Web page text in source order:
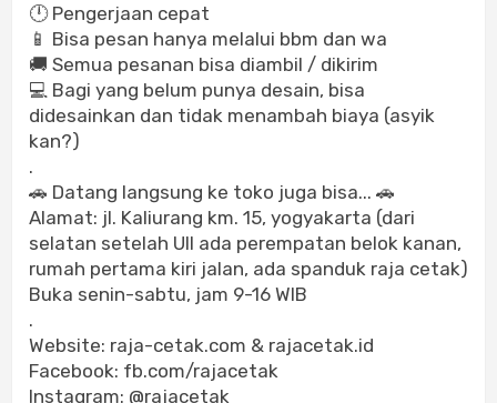
🕛 Pengerjaan cepat
📱 Bisa pesan hanya melalui bbm dan wa
🚚 Semua pesanan bisa diambil / dikirim
💻 Bagi yang belum punya desain, bisa
didesainkan dan tidak menambah biaya (asyik
kan?)
.
🚗 Datang langsung ke toko juga bisa... 🚗
Alamat: jl. Kaliurang km. 15, yogyakarta (dari
selatan setelah UII ada perempatan belok kanan,
rumah pertama kiri jalan, ada spanduk raja cetak)
Buka senin-sabtu, jam 9-16 WIB
.
Website: raja-cetak.com & rajacetak.id
Facebook: fb.com/rajacetak
Instagram: @rajacetak